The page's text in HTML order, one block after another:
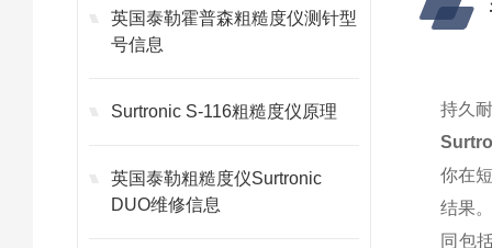
英国泰勒霍普森粗糙度仪测针型
号信息
Surtronic S-116粗糙度仪原理
英国泰勒粗糙度仪Surtronic
DUO维修信息
持久
你在
结果
同包